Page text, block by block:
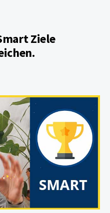
Ziele